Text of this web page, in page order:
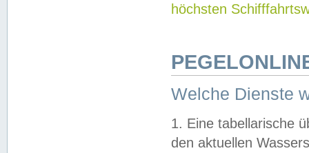
höchsten
Welche Dienste
1. Eine tabellarische
den aktuellen